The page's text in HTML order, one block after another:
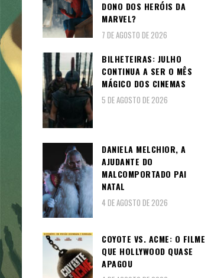
DONO DOS HERÓIS DA
MARVEL?
7 DE AGOSTO DE 2026
BILHETEIRAS: JULHO
CONTINUA A SER O MÊS
MÁGICO DOS CINEMAS
5 DE AGOSTO DE 2026
DANIELA MELCHIOR, A
AJUDANTE DO
MALCOMPORTADO PAI
NATAL
4 DE AGOSTO DE 2026
COYOTE VS. ACME: O FILME
QUE HOLLYWOOD QUASE
APAGOU